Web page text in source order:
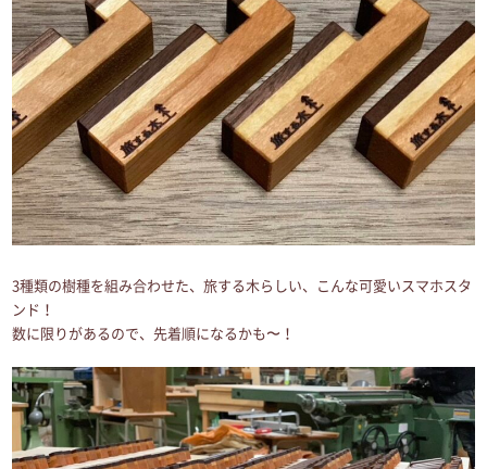
3種類の樹種を組み合わせた、旅する木らしい、こんな可愛いスマホスタ
ンド！
数に限りがあるので、先着順になるかも〜！